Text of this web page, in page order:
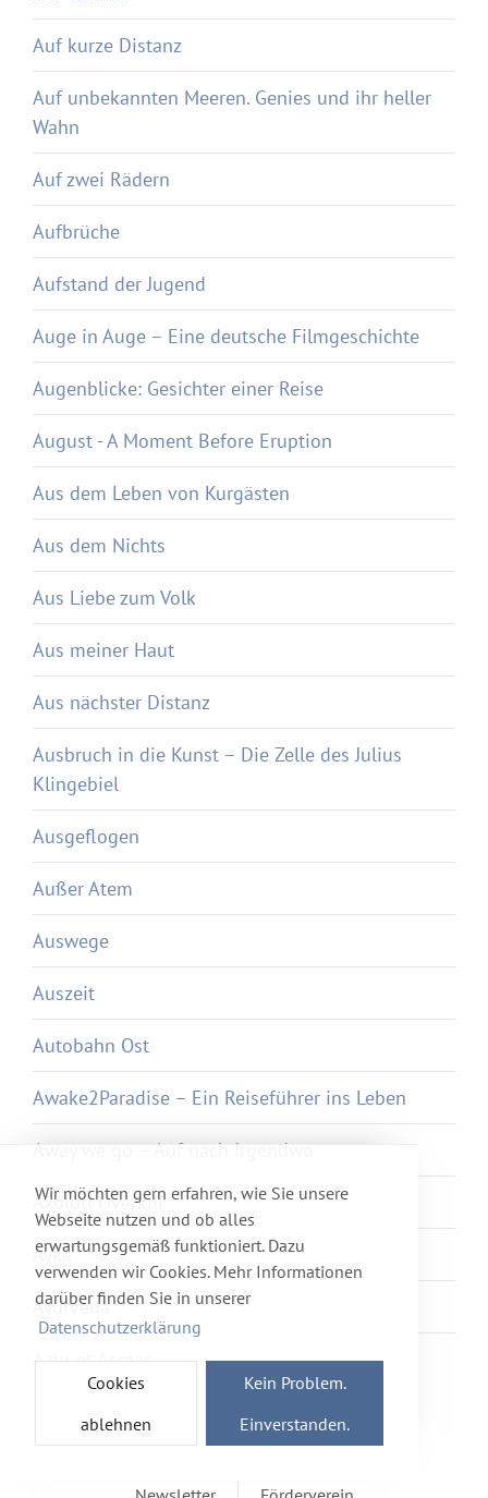
Wir möchten gern erfahren, wie Sie unsere
Webseite nutzen und ob alles
erwartungsgemäß funktioniert. Dazu
verwenden wir Cookies. Mehr Informationen
darüber finden Sie in unserer
Datenschutzerklärung
Cookies
ablehnen
Kein Problem.
Einverstanden.
Auf kurze Distanz
Auf unbekannten Meeren. Genies und ihr heller
Wahn
Auf zwei Rädern
Aufbrüche
Aufstand der Jugend
Auge in Auge – Eine deutsche Filmgeschichte
Augenblicke: Gesichter einer Reise
August - A Moment Before Eruption
Aus dem Leben von Kurgästen
Aus dem Nichts
Aus Liebe zum Volk
Aus meiner Haut
Aus nächster Distanz
Ausbruch in die Kunst – Die Zelle des Julius
Klingebiel
Ausgeflogen
Außer Atem
Auswege
Auszeit
Autobahn Ost
Awake2Paradise – Ein Reiseführer ins Leben
Away we go – Auf nach Irgendwo
Axolotl Overkill
Ayka
Ayurveda
Azur et Asmar